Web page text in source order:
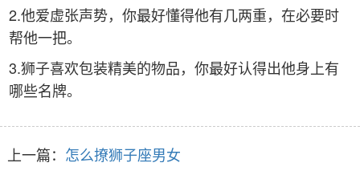
2.他爱虚张声势，你最好懂得他有几两重，在必要时
帮他一把。
3.狮子喜欢包装精美的物品，你最好认得出他身上有
哪些名牌。
上一篇： 怎么撩狮子座男女